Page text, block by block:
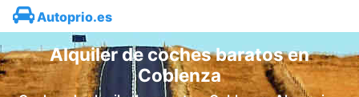
Autoprio.es
Alquiler de coches baratos en
Coblenza